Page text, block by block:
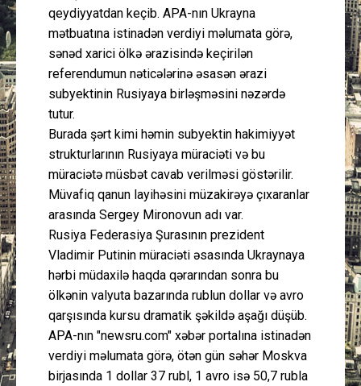
Əlaqə
qeydiyyatdan keçib. APA-nın Ukrayna
mətbuatına istinadən verdiyi məlumata görə,
sənəd xarici ölkə ərazisində keçirilən
referendumun nəticələrinə əsasən ərazi
subyektinin Rusiyaya birləşməsini nəzərdə
tutur.
Burada şərt kimi həmin subyektin hakimiyyət
strukturlarının Rusiyaya müraciəti və bu
müraciətə müsbət cavab verilməsi göstərilir.
Müvafiq qanun layihəsini müzakirəyə çıxaranlar
arasında Sergey Mironovun adı var.
Rusiya Federasiya Şurasının prezident
Vladimir Putinin müraciəti əsasında Ukraynaya
hərbi müdaxilə haqda qərarından sonra bu
ölkənin valyuta bazarında rublun dollar və avro
qarşısında kursu dramatik şəkildə aşağı düşüb.
APA-nın "newsru.com" xəbər portalına istinadən
verdiyi məlumata görə, ötən gün səhər Moskva
birjasında 1 dollar 37 rubl, 1 avro isə 50,7 rubla